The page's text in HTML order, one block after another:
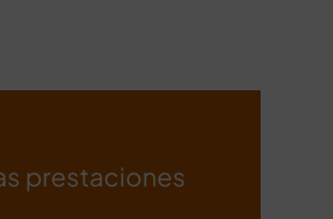
prestaciones